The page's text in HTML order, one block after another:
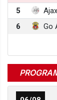
5
Ajax
6
Go